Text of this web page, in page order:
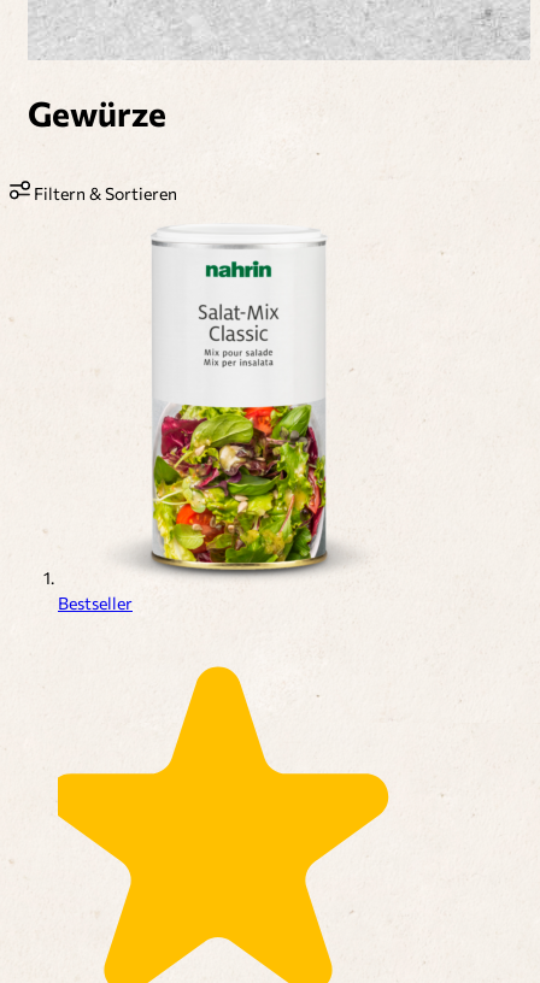
Gewürze
Filtern & Sortieren
Bestseller